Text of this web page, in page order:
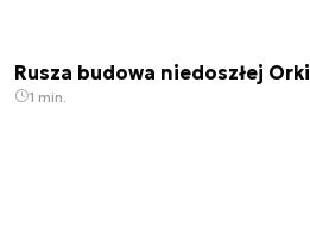
Rusza budowa niedoszłej Orki
1 min.